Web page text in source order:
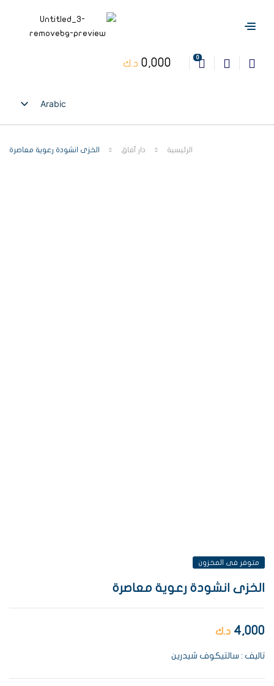
0
0,000 د.ك
Arabic
English
الرئيسية دار آفاق الخزى انشودة رعوية معاصرة
متوفر فى المخزون
الخزى انشودة رعوية معاصرة
4,000 د.ك
تاليف : سالتيكوف شيدرين